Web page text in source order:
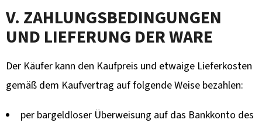
V. ZAHLUNGSBEDINGUNGEN
UND LIEFERUNG DER WARE
Der Käufer kann den Kaufpreis und etwaige Lieferkosten
gemäß dem Kaufvertrag auf folgende Weise bezahlen:
per bargeldloser Überweisung auf das Bankkonto des